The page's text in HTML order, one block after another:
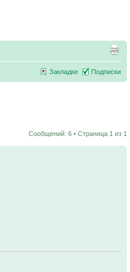
Закладки Подписки
Сообщений: 6 • Страница 1 из 1